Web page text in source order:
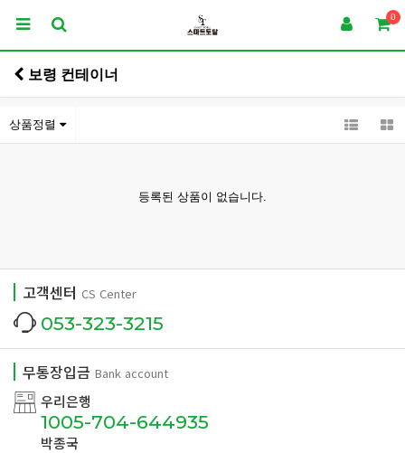
0
보령 컨테이너
상품정렬
등록된 상품이 없습니다.
고객센터 CS Center
053-323-3215
무통장입금 Bank account
우리은행
1005-704-644935
박종국